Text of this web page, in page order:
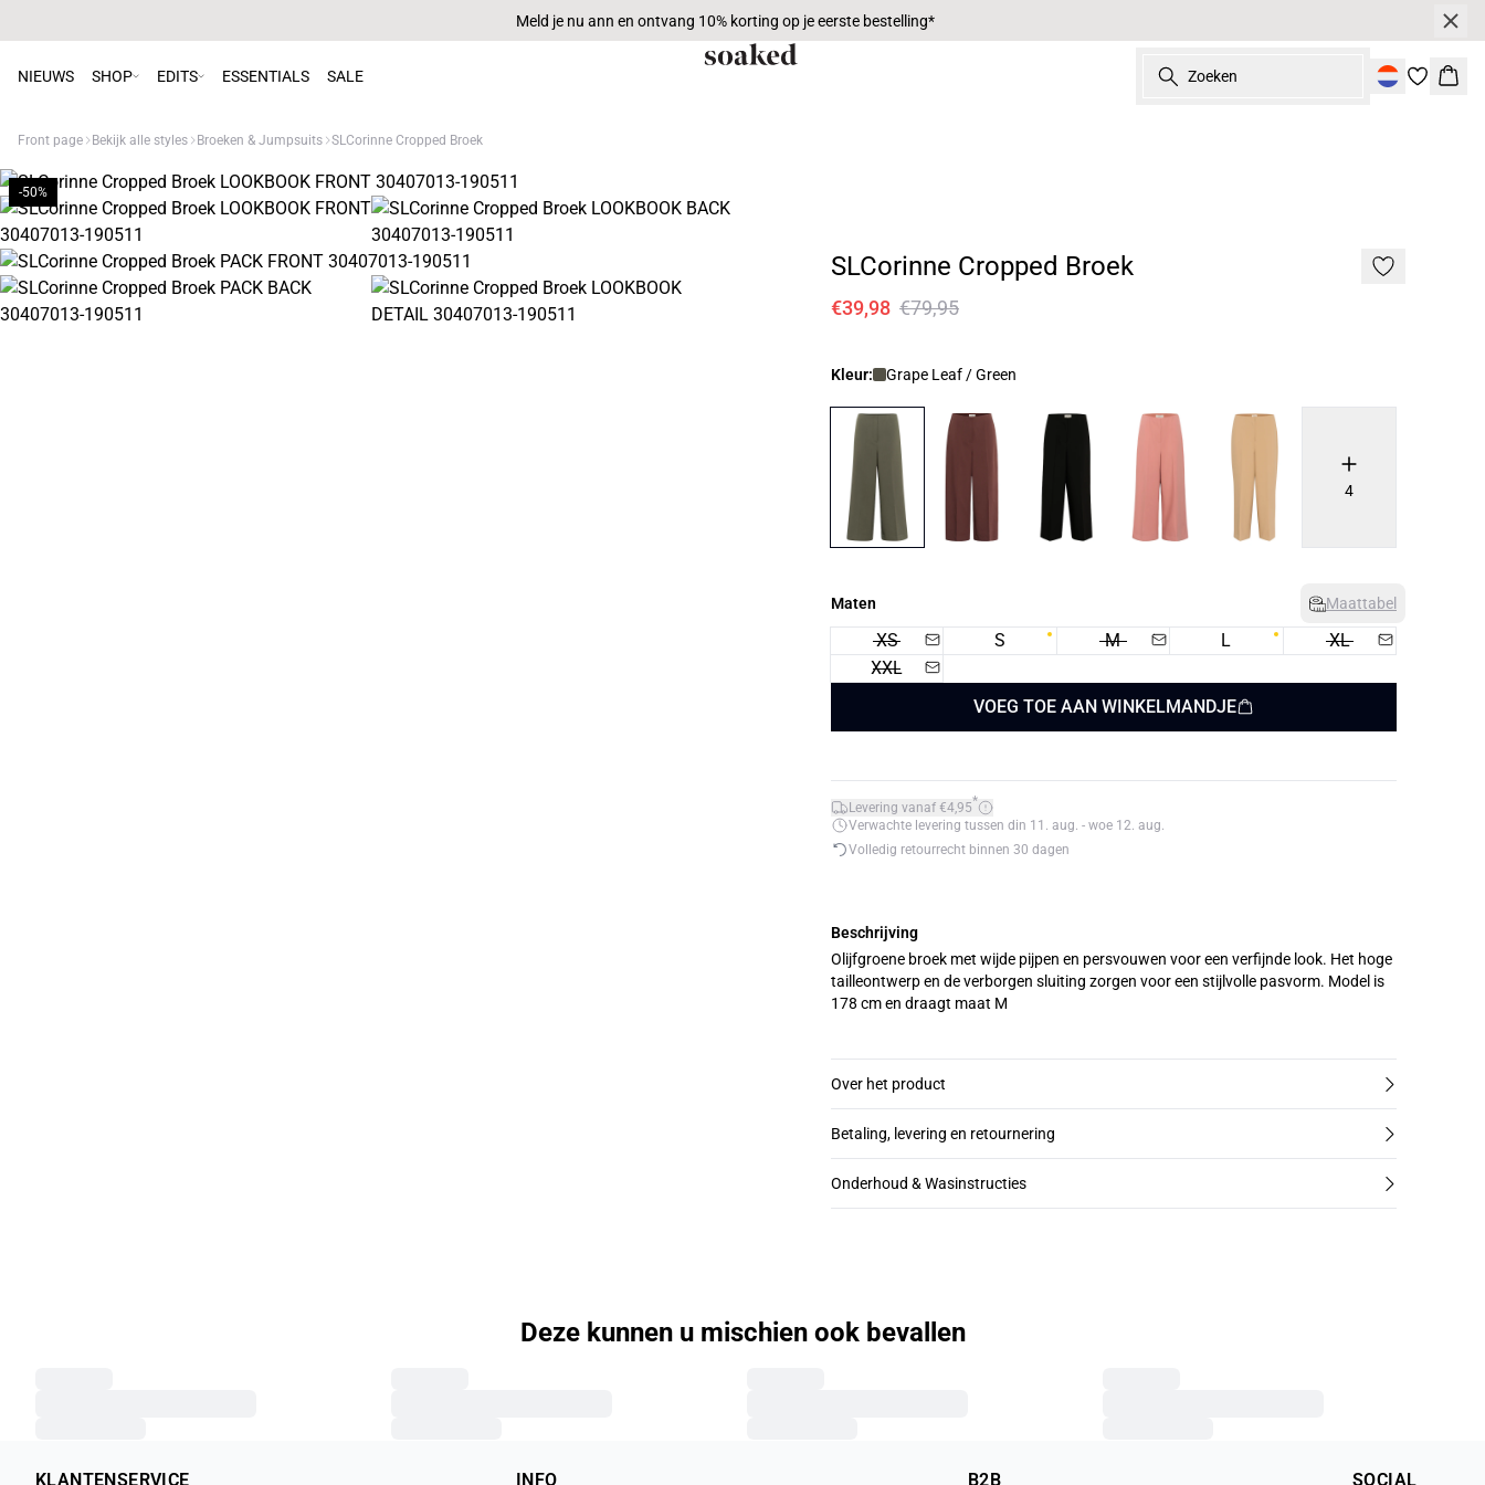
Meld je nu ann en ontvang 10% korting op je eerste bestelling*
NIEUWS SHOP EDITS ESSENTIALS SALE Zoeken
Front page Bekijk alle styles Broeken & Jumpsuits SLCorinne Cropped Broek
-50%
SLCorinne Cropped Broek
€39,98 €79,95
Kleur: Grape Leaf / Green
4
Maten Maattabel
XS S M L
XL
XXL
VOEG TOE AAN WINKELMANDJE
Levering vanaf €4,95*
Verwachte levering tussen din 11. aug. - woe 12. aug.
Volledig retourrecht binnen 30 dagen
Beschrijving
Olijfgroene broek met wijde pijpen en persvouwen voor een verfijnde look. Het hoge
tailleontwerp en de verborgen sluiting zorgen voor een stijlvolle pasvorm. Model is
178 cm en draagt maat M
Over het product
Betaling, levering en retournering
Onderhoud & Wasinstructies
Deze kunnen u mischien ook bevallen
KLANTENSERVICE INFO B2B SOCIAL